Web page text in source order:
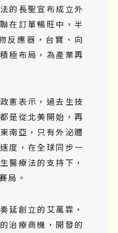
的長聖宣布成立外
在訂單暢旺中，半
反應器，台寶、向
極布局，為產業再
憲表示，過去生技
是從北美開始，再
南亞，只有外泌體
度，在全球同步一
醫療法的支持下，
局。
延創立的艾萬霖，
治療商機，開發的